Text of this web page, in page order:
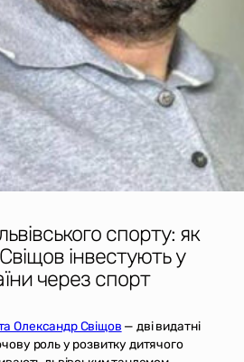
спорту: як
інвестують у
через спорт
Олександр Свіщов — дві видатні
роль у розвитку дитячого